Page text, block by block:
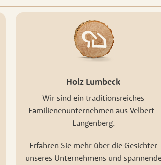
Holz Lumbeck
Wir sind ein traditionsreiches
Familienenunternehmen aus Velbert-
Langenberg.
Erfahren Sie mehr über die Gesichter
unseres Unternehmens und